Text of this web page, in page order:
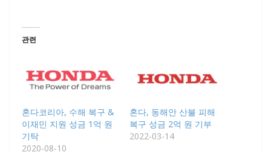
관련
혼다코리아, 수해 복구 &
이재민 지원 성금 1억 원
기탁
2020-08-10
혼다, 동해안 산불 피해
복구 성금 2억 원 기부
2022-03-14